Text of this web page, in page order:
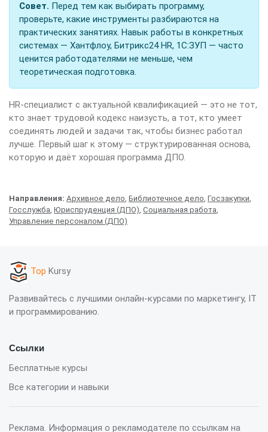
Совет. Перед тем как выбирать программу,
проверьте, какие инструменты разбираются на
практических занятиях. Навык работы в конкретных
системах — Хантфлоу, Битрикс24 HR, 1С:ЗУП — часто
ценится работодателями не меньше, чем
теоретическая подготовка.
HR-специалист с актуальной квалификацией — это не тот,
кто знает трудовой кодекс наизусть, а тот, кто умеет
соединять людей и задачи так, чтобы бизнес работал
лучше. Первый шаг к этому — структурированная основа,
которую и даёт хорошая программа ДПО.
Направления: Архивное дело, Библиотечное дело, Госзакупки,
Госслужба, Юриспруденция (ДПО), Социальная работа,
Управление персоналом (ДПО)
Top Kursy
Развивайтесь с лучшими онлайн-курсами по маркетингу, IT
и программированию.
Ссылки
Бесплатные курсы
Все категории и навыки
Реклама. Информация о рекламодателе по ссылкам на